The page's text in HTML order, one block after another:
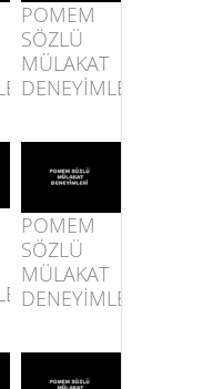
POMEM
SÖZLÜ
MÜLAKAT
DENEYİMLERİ
POMEM
SÖZLÜ
MÜLAKAT
DENEYİMLERİ